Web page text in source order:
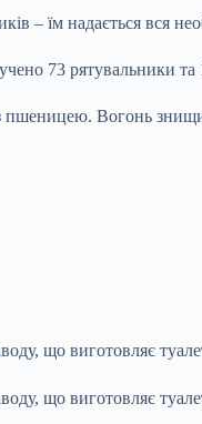
– їм надається вся
73 рятувальники
Вогонь